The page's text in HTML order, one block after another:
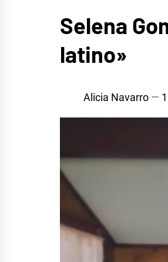
Selena
latino»
Alicia Navarro